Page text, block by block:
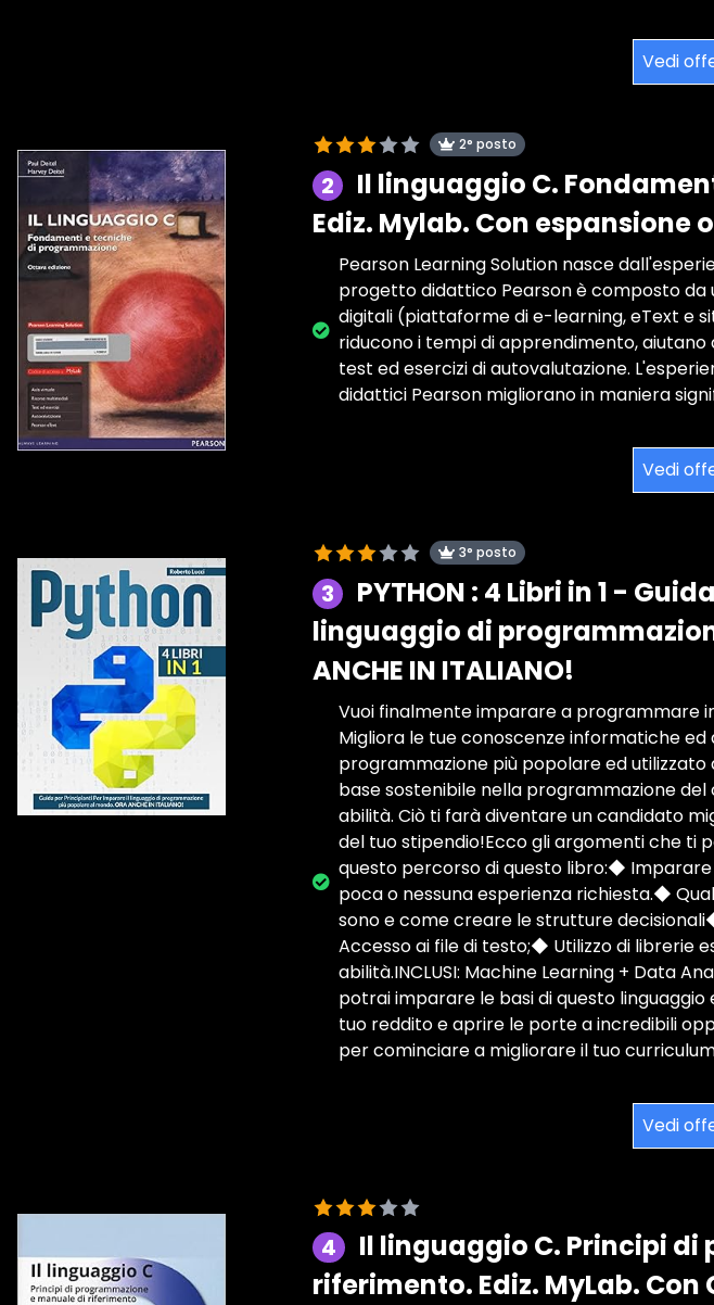
Vedi
2° posto
2
Il linguaggio C.
Ediz. Mylab. Con espansione
Pearson Learning Solution nasce
progetto didattico Pearson è composto da
digitali (piattaforme di e-learning, eText e
riducono i tempi di apprendimento,
test ed esercizi di autovalutazione.
didattici Pearson migliorano in maniera
Vedi
3° posto
3
PYTHON : 4 Libri in 1 -
linguaggio di
ANCHE IN ITALIANO!
Vuoi finalmente imparare a programmare
Migliora le tue conoscenze informatiche
programmazione più popolare ed
base sostenibile nella programmazione
abilità. Ciò ti farà diventare un candidato
del tuo stipendio!Ecco gli argomenti che ti
questo percorso di questo libro:◆
poca o nessuna esperienza richiesta.◆
sono e come creare le strutture
Accesso ai file di testo;◆ Utilizzo di librerie
abilità.INCLUSI: Machine Learning + Data
potrai imparare le basi di questo
tuo reddito e aprire le porte a incredibili
per cominciare a migliorare il tuo
Vedi
4
Il linguaggio C. Principi
riferimento. Ediz. MyLab.